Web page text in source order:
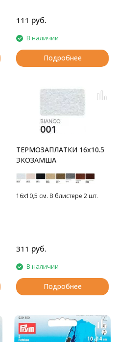
111 руб.
В наличии
Подробнее
ТЕРМОЗАПЛАТКИ 16x10.5
ЭКОЗАМША
16х10,5 см. В блистере 2 шт.
311 руб.
В наличии
Подробнее